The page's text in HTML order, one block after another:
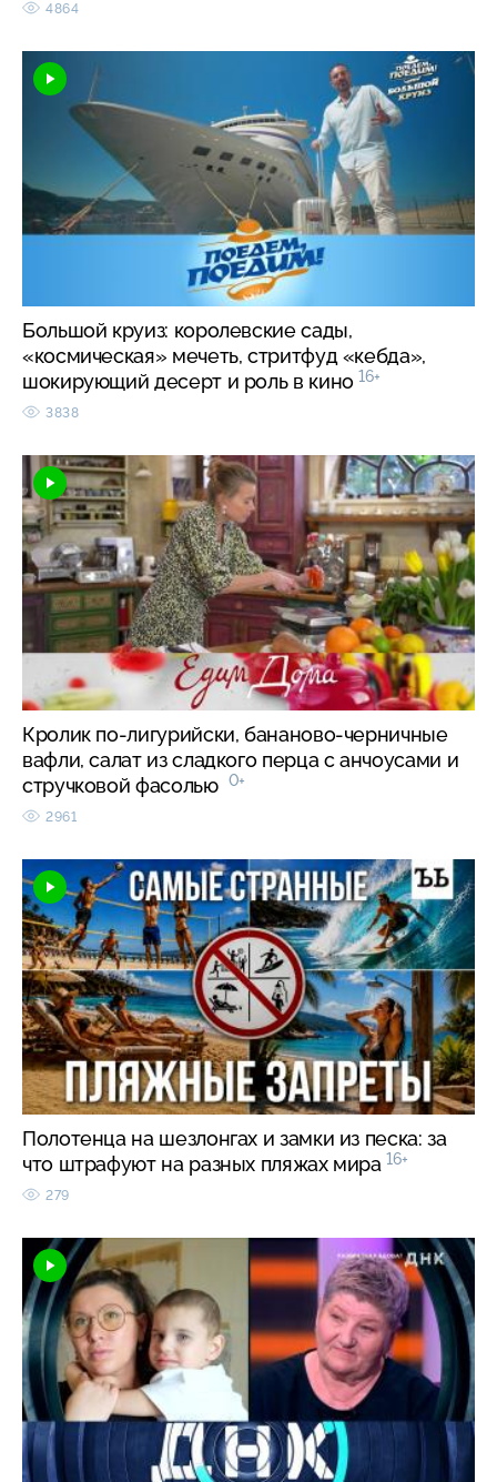
4864
Большой круиз: королевские сады,
«космическая» мечеть, стритфуд «кебда»,
шокирующий десерт и роль в кино 16+
3838
Кролик по-лигурийски, бананово-черничные
вафли, салат из сладкого перца с анчоусами и
стручковой фасолью 0+
2961
Полотенца на шезлонгах и замки из песка: за
что штрафуют на разных пляжах мира 16+
279